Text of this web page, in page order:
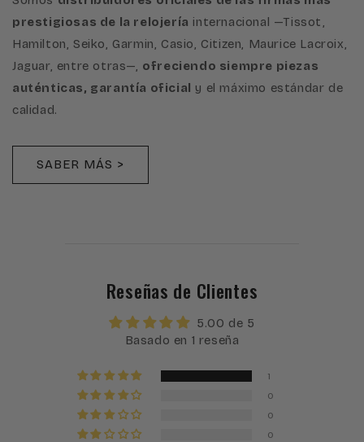
prestigiosas de la relojería internacional —Tissot,
Hamilton, Seiko, Garmin, Casio, Citizen, Maurice Lacroix,
Jaguar, entre otras—, ofreciendo siempre piezas
auténticas, garantía oficial y el máximo estándar de
calidad.
SABER MÁS >
Reseñas de Clientes
5.00 de 5
Basado en 1 reseña
1
0
0
0